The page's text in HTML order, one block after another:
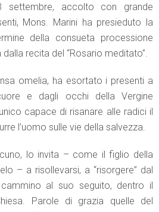
settembre, accolto con grande
Mons. Marini ha presieduto la
della consueta processione
recita del “Rosario meditato”.
omelia, ha esortato i presenti a
e dagli occhi della Vergine
capace di risanare alle radici il
l’uomo sulle vie della salvezza.
lo invita – come il figlio della
– a risollevarsi, a “risorgere” dal
al suo seguito, dentro il
Parole di grazia quelle del